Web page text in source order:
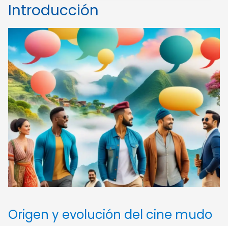
Introducción
Origen y evolución del cine mudo